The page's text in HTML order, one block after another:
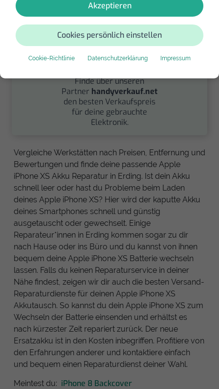
Akzeptieren
Cookies persönlich einstellen
Cookie-Richtlinie Datenschutzerklärung Impressum
Verkaufen
Finde über unseren
Partner handyverkauf.net
den besten Verkaufspreis
für deine gebrauchte
Elektronik.
Vergleiche Werkstätten nach Preisen, Entfernung und
Bewertungen und finde deine passende Apple
iPhone XS Akku Reparatur in Erding. Ist dein Akku
schnell leer oder hast du Probleme beim Laden
deines Apple iPhone XS? Hier wird der kaputte Akku
deines Smartphones schnell und günstig
ausgetauscht oder gewechselt. Einige
Reparateur*innen in Erding kommen sogar zu dir
nach Hause oder ins Büro und du kannst von ihnen
bequem deine Apple iPhone XS Batterie wechseln
lassen. Falls du keinen Reparaturservice in deiner
Nähe findest, zeigen wir dir auch die besten Versand-
Reparaturdienste für deinen Apple iPhone XS
Akkutausch. So kannst du dein Apple iPhone XS zum
Wechseln der Batterie einsenden und erhältst es
nach kürzester Zeit repariert zurück. Der neue
Ersatzakku ist in den Kosten inbegriffen. Profitiere von
den Erfahrungen anderer und kontaktiere einfach
und bequem einen Reparaturdienst deiner Wahl.
Meintest du: iPhone 8 Backcover